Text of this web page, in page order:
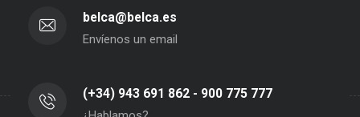
belca@belca.es
Envíenos un email
(+34) 943 691 862 - 900 775 777